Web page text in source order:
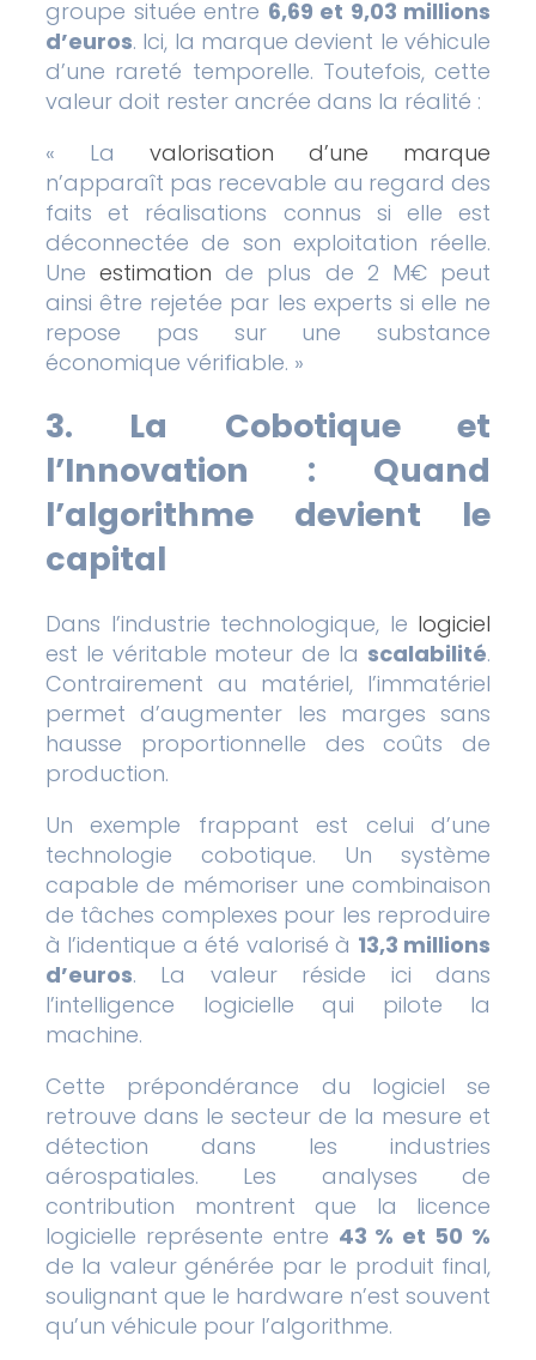
groupe située entre 6,69 et 9,03 millions
d’euros. Ici, la marque devient le véhicule
d’une rareté temporelle. Toutefois, cette
valeur doit rester ancrée dans la réalité :
« La valorisation d’une marque
n’apparaît pas recevable au regard des
faits et réalisations connus si elle est
déconnectée de son exploitation réelle.
Uneestimationde plus de 2 M€ peut
ainsi être rejetée par les experts si elle ne
repose pas sur une substance
économique vérifiable. »
3. La Cobotique et
l’Innovation : Quand
l’algorithme devient le
capital
Dans l’industrie technologique, le logiciel
est le véritable moteur de la scalabilité.
Contrairement au matériel, l’immatériel
permet d’augmenter les marges sans
hausse proportionnelle des coûts de
production.
Un exemple frappant est celui d’une
technologie cobotique. Un système
capable de mémoriser une combinaison
de tâches complexes pour les reproduire
à l’identique a été valorisé à 13,3 millions
d’euros. La valeur réside ici dans
l’intelligence logicielle qui pilote la
machine.
Cette prépondérance du logiciel se
retrouve dans le secteur de la mesure et
détection dans les industries
aérospatiales. Les analyses de
contribution montrent que la licence
logicielle représente entre 43 % et 50 %
de la valeur générée par le produit final,
soulignant que le hardware n’est souvent
qu’un véhicule pour l’algorithme.